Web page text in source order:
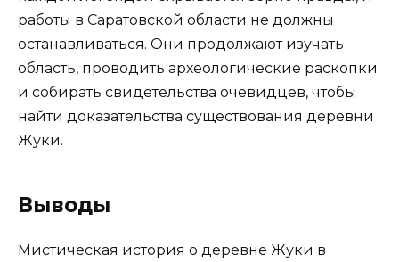
работы в Саратовской области не должны
останавливаться. Они продолжают изучать
область, проводить археологические раскопки
и собирать свидетельства очевидцев, чтобы
найти доказательства существования деревни
Жуки.
Выводы
Мистическая история о деревне Жуки в